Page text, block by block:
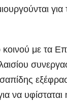
για
με τα
να